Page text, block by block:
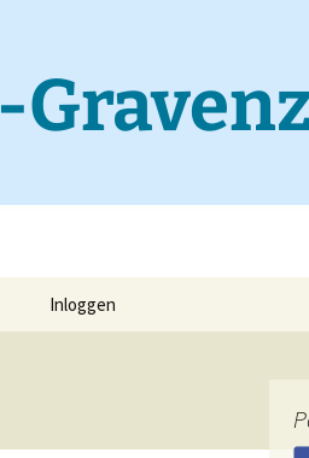
Inloggen